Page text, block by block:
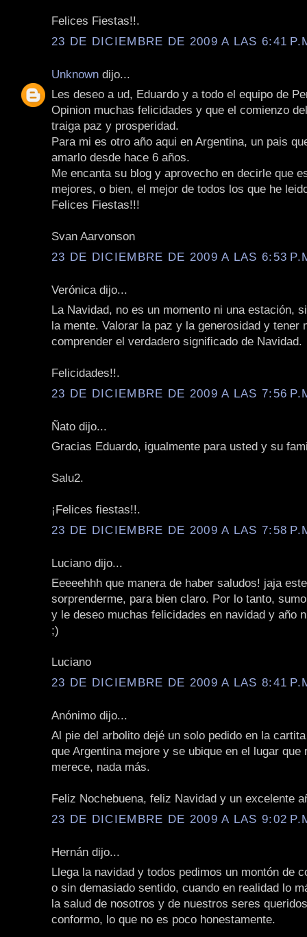
Felices Fiestas!!.
23 DE DICIEMBRE DE 2009 A LAS 6:41
Unknown dijo...
Les deseo a ud, Eduardo y a todo el equipo de
Opinion muchas felicidades y que el comienzo
traiga paz y prosperidad.
Para mi es otro año aqui en Argentina, un pais
amarlo desde hace 6 años.
Me encanta su blog y aprovecho en decirle que
mejores, o bien, el mejor de todos los que he
Felices Fiestas!!!
Svan Aarvonson
23 DE DICIEMBRE DE 2009 A LAS 6:53
Verónica dijo...
La Navidad, no es un momento ni una estación,
la mente. Valorar la paz y la generosidad y tener
comprender el verdadero significado de Navidad.
Felicidades!!.
23 DE DICIEMBRE DE 2009 A LAS 7:56
Ñato dijo...
Gracias Eduardo, igualmente para usted y su
Salu2.
¡Felices fiestas!!.
23 DE DICIEMBRE DE 2009 A LAS 7:58
Luciano dijo...
Eeeeehhh que manera de haber saludos! jaja
sorprenderme, para bien claro. Por lo tanto,
y le deseo muchas felicidades en navidad y año
;)
Luciano
23 DE DICIEMBRE DE 2009 A LAS 8:41
Anónimo dijo...
Al pie del arbolito dejé un solo pedido en la
que Argentina mejore y se ubique en el lugar que
merece, nada más.
Feliz Nochebuena, feliz Navidad y un excelente
23 DE DICIEMBRE DE 2009 A LAS 9:02
Hernán dijo...
Llega la navidad y todos pedimos un montón de
o sin demasiado sentido, cuando en realidad lo
la salud de nosotros y de nuestros seres
conformo, lo que no es poco honestamente.